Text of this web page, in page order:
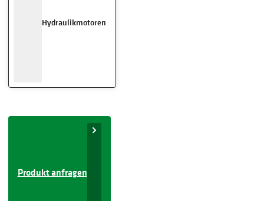
Hydraulikmotoren
Produkt anfragen